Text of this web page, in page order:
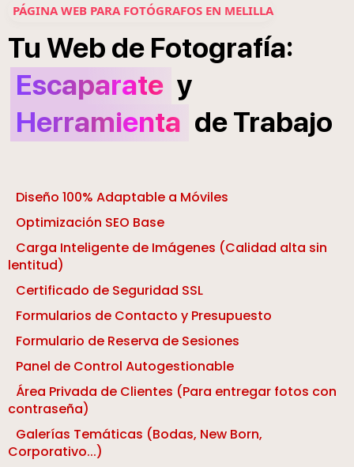
PÁGINA WEB PARA FOTÓGRAFOS EN MELILLA
Tu Web de Fotografía:
Escaparate y
Herramienta deTrabajo
Diseño 100% Adaptable a Móviles
Optimización SEO Base
Carga Inteligente de Imágenes (Calidad alta sin
lentitud)
Certificado de Seguridad SSL
Formularios de Contacto y Presupuesto
Formulario de Reserva de Sesiones
Panel de Control Autogestionable
Área Privada de Clientes (Para entregar fotos con
contraseña)
Galerías Temáticas (Bodas, New Born,
Corporativo...)